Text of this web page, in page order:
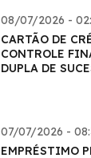
08/07/2026 -
CARTÃO DE
CONTROLE
DUPLA DE
07/07/2026 -
EMPRÉSTIMO